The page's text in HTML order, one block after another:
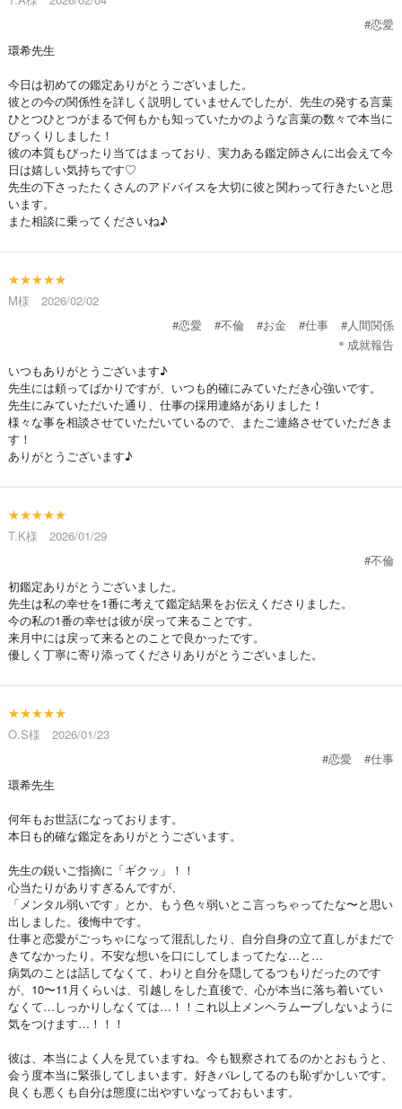
#恋愛
環希先生
今日は初めての鑑定ありがとうございました。
彼との今の関係性を詳しく説明していませんでしたが、先生の発する言葉
ひとつひとつがまるで何もかも知っていたかのような言葉の数々で本当に
びっくりしました！
彼の本質もぴったり当てはまっており、実力ある鑑定師さんに出会えて今
日は嬉しい気持ちです♡
先生の下さったたくさんのアドバイスを大切に彼と関わって行きたいと思
います。
また相談に乗ってくださいね♪
★★★★★
M様 2026/02/02
#恋愛
#不倫 #お金 #仕事
#人間関係
＊成就報告
いつもありがとうございます♪
先生には頼ってばかりですが、いつも的確にみていただき心強いです。
先生にみていただいた通り、仕事の採用連絡がありました！
様々な事を相談させていただいているので、またご連絡させていただきま
す！
ありがとうございます♪
★★★★★
T.K様 2026/01/29
#不倫
初鑑定ありがとうございました。
先生は私の幸せを1番に考えて鑑定結果をお伝えくださりました。
今の私の1番の幸せは彼が戻って来ることです。
来月中には戻って来るとのことで良かったです。
優しく丁寧に寄り添ってくださりありがとうございました。
★★★★★
O.S様 2026/01/23
#恋愛
#仕事
環希先生
何年もお世話になっております。
本日も的確な鑑定をありがとうございます。
先生の鋭いご指摘に「ギクッ」！！
心当たりがありすぎるんですが、
「メンタル弱いです」とか、もう色々弱いとこ言っちゃってたな〜と思い
出しました。後悔中です。
仕事と恋愛がごっちゃになって混乱したり、自分自身の立て直しがまだで
きてなかったり。不安な想いを口にしてしまってたな…と…
病気のことは話してなくて、わりと自分を隠してるつもりだったのです
が、10〜11月くらいは、引越しをした直後で、心が本当に落ち着いてい
なくて…しっかりしなくては…！！これ以上メンヘラムーブしないように
気をつけます…！！！
彼は、本当によく人を見ていますね。今も観察されてるのかとおもうと、
会う度本当に緊張してしまいます。好きバレしてるのも恥ずかしいです。
良くも悪くも自分は態度に出やすいなっておもいます。